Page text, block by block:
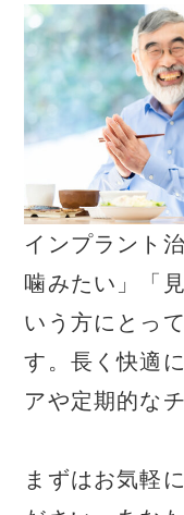
インプラント
噛みたい」「
いう方にとっ
す。長く快適
アや定期的な
まずはお気軽